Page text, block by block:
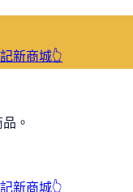
新商城👆
。
新商城👆